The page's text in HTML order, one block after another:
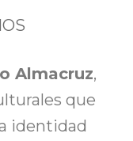
Almacruz,
que
identidad